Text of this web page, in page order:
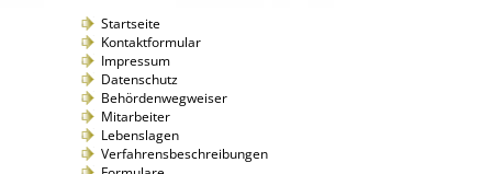
Startseite
Kontaktformular
Impressum
Datenschutz
Behördenwegweiser
Mitarbeiter
Lebenslagen
Verfahrensbeschreibungen